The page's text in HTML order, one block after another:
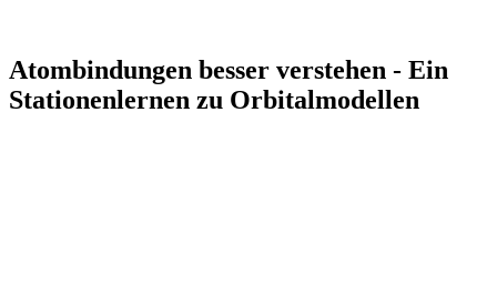
Atombindungen besser verstehen - Ein
Stationenlernen zu Orbitalmodellen